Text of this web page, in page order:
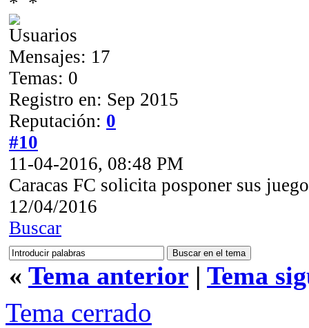
Mensajes: 17
Temas: 0
Registro en: Sep 2015
Reputación: 0
#10
11-04-2016, 08:48 PM
Caracas FC solicita posponer sus
12/04/2016
Buscar
« Tema anterior | Tema
Tema cerrado